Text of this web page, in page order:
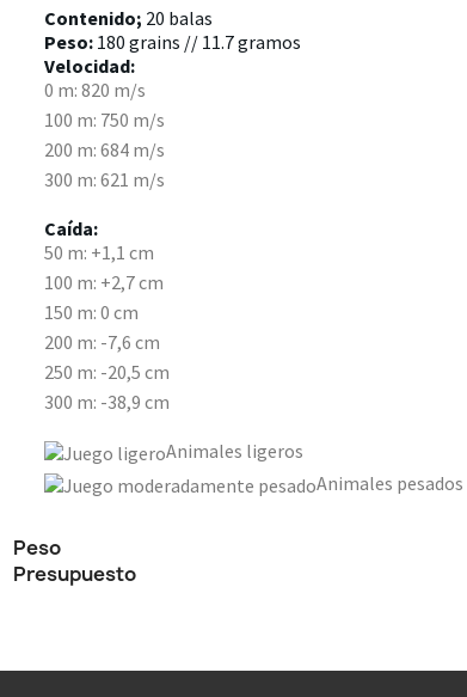
Contenido; 20 balas
Peso: 180 grains // 11.7 gramos
Velocidad:
0 m: 820 m/s
100 m: 750 m/s
200 m: 684 m/s
300 m: 621 m/s
Caída:
50 m: +1,1 cm
100 m: +2,7 cm
150 m: 0 cm
200 m: -7,6 cm
250 m: -20,5 cm
300 m: -38,9 cm
Animales ligeros
Animales pesados
Peso
Presupuesto